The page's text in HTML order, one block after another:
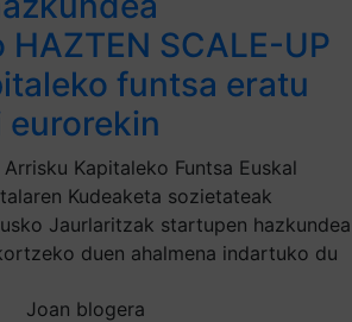
SCALE-UP
funtsa eratu
Kapitaleko Funtsa Euskal
Kudeaketa sozietateak
Jaurlaritzak startupen hazkundea
duen ahalmena indartuko du
Joan blogera